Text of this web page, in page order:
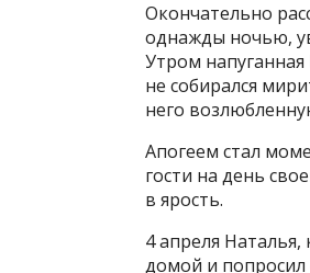
Окончательно
однажды ночью,
Утром
не собирался
него
Апогеем стал
гости на день
в ярость.
4 апреля
домой и попросил